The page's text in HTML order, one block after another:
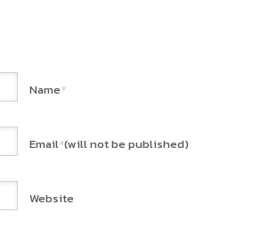
Name*
Email*(will not be published)
Website